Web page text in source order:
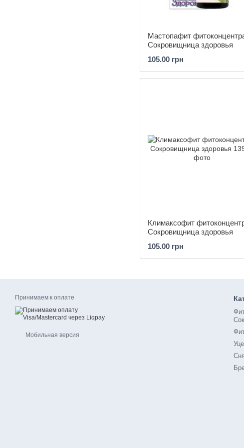
Мастопафит
Сокровищница здоровья
105.00 грн
Климаксофит
Сокровищница здоровья
105.00 грн
Принимаем к оплате
Мобильная версия